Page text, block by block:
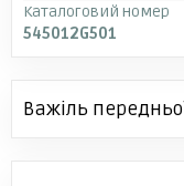
Каталоговий номер
545012G501
Важіль